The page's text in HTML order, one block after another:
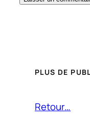
PLUS DE
Retour…